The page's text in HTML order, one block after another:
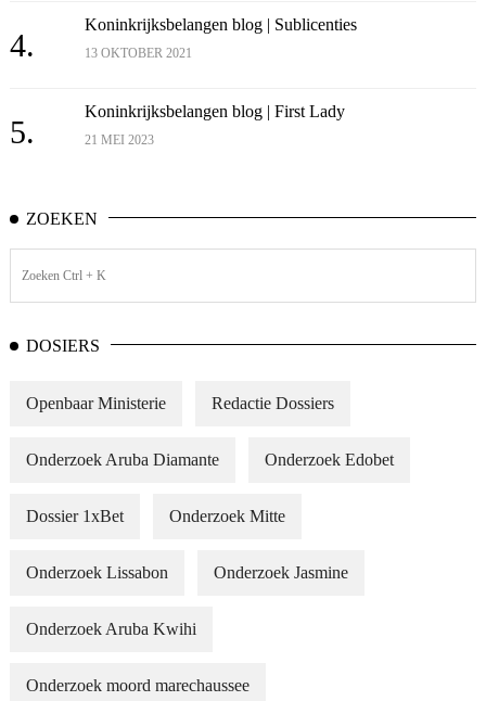
4.
Koninkrijksbelangen blog | Sublicenties
13 OKTOBER 2021
5.
Koninkrijksbelangen blog | First Lady
21 MEI 2023
ZOEKEN
DOSIERS
Openbaar Ministerie Redactie Dossiers
Onderzoek Aruba Diamante Onderzoek Edobet
Dossier 1xBet Onderzoek Mitte
Onderzoek Lissabon Onderzoek Jasmine
Onderzoek Aruba Kwihi
Onderzoek moord marechaussee